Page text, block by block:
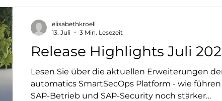
Release Highlights Juli
Lesen Sie über die aktuellen Erweiterungen
automatics SmartSecOps Platform - wie
SAP-Betrieb und SAP-Security noch stärker
elisabethkroell
13. Juli
3 Min. Lesezeit